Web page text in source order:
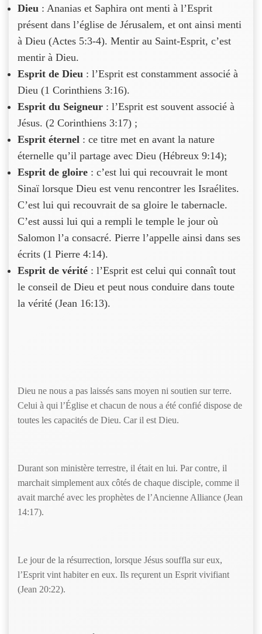
Dieu : Ananias et Saphira ont menti à l’Esprit
présent dans l’église de Jérusalem, et ont ainsi menti
à Dieu (Actes 5:3-4). Mentir au Saint-Esprit, c’est
mentir à Dieu.
Esprit de Dieu : l’Esprit est constamment associé à
Dieu (1 Corinthiens 3:16).
Esprit du Seigneur : l’Esprit est souvent associé à
Jésus. (2 Corinthiens 3:17) ;
Esprit éternel : ce titre met en avant la nature
éternelle qu’il partage avec Dieu (Hébreux 9:14);
Esprit de gloire : c’est lui qui recouvrait le mont
Sinaï lorsque Dieu est venu rencontrer les Israélites.
C’est lui qui recouvrait de sa gloire le tabernacle.
C’est aussi lui qui a rempli le temple le jour où
Salomon l’a consacré. Pierre l’appelle ainsi dans ses
écrits (1 Pierre 4:14).
Esprit de vérité : l’Esprit est celui qui connaît tout
le conseil de Dieu et peut nous conduire dans toute
la vérité (Jean 16:13).
Dieu ne nous a pas laissés sans moyen ni soutien sur terre.
Celui à qui l’Église et chacun de nous a été confié dispose de
toutes les capacités de Dieu. Car il est Dieu.
Durant son ministère terrestre, il était en lui. Par contre, il
marchait simplement aux côtés de chaque disciple, comme il
avait marché avec les prophètes de l’Ancienne Alliance (Jean
14:17).
Le jour de la résurrection, lorsque Jésus souffla sur eux,
l’Esprit vint habiter en eux. Ils reçurent un Esprit vivifiant
(Jean 20:22).